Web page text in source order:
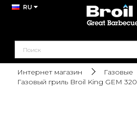
RU
Интернет магазин
Газовые
Газовый гриль Broil King GEM 320